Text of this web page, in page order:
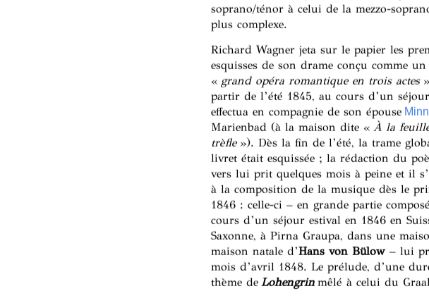
soprano/ténor à celui de la mezzo-
plus complexe.
Richard Wagner jeta sur le papier les
esquisses de son drame conçu comme un
« grand opéra romantique en trois actes
partir de l’été 1845, au cours d’un
effectua en compagnie de son épouse
Marienbad (à la maison dite « À la
trèfle»). Dès la fin de l’été, la trame
livret était esquissée ; la rédaction du
vers lui prit quelques mois à peine et il
à la composition de la musique dès le
1846 : celle-ci – en grande partie
cours d’un séjour estival en 1846 en
Saxonne, à Pirna Graupa, dans une
maison natale d’Hans von Bülow– lui
mois d’avril 1848. Le prélude, d’une
thème de Lohengrinmêlé à celui du